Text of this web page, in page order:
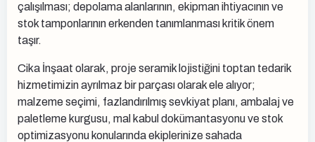
çalışılması; depolama alanlarının, ekipman ihtiyacının ve
stok tamponlarının erkenden tanımlanması kritik önem
taşır.
Cika İnşaat olarak, proje seramik lojistiğini toptan tedarik
hizmetimizin ayrılmaz bir parçası olarak ele alıyor;
malzeme seçimi, fazlandırılmış sevkiyat planı, ambalaj ve
paletleme kurgusu, mal kabul dokümantasyonu ve stok
optimizasyonu konularında ekiplerinize sahada